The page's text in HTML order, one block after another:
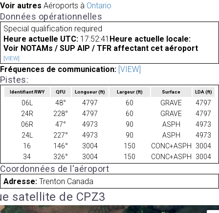
Voir autres Aéroports à Ontario
Données opérationnelles
Special qualification required
Heure actuelle UTC: 17:52:41 Heure actuelle locale:
Voir NOTAMs / SUP AIP / TFR affectant cet aéroport
[VIEW]
Fréquences de communication: [VIEW]
Pistes:
Identifiant RWY QFU Longueur(ft) Largeur(ft) Surface LDA (ft)
06L 48° 4797 60 GRAVE
4797
24R
228° 4797 60 GRAVE
4797
06R
47° 4973 90 ASPH
4973
24L
227° 4973 90 ASPH
4973
16
146° 3004 150 CONC+ASPH
3004
34
326° 3004 150 CONC+ASPH 3004
Coordonnées de l'aéroport
Adresse: Trenton Canada
satellite de CPZ3